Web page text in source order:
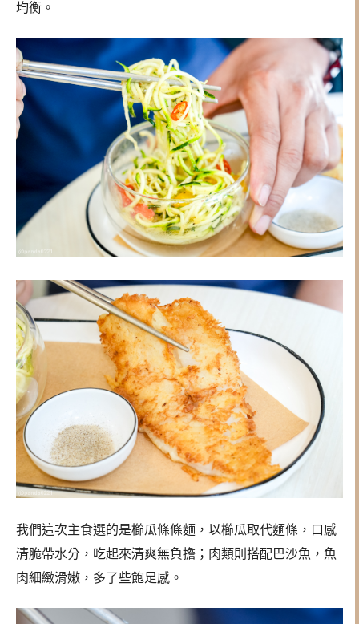
均衡。
我們這次主食選的是櫛瓜條條麵，以櫛瓜取代麵條，口感
清脆帶水分，吃起來清爽無負擔；肉類則搭配巴沙魚，魚
肉細緻滑嫩，多了些飽足感。